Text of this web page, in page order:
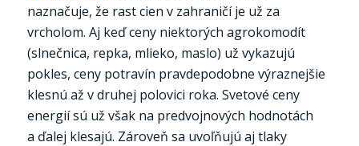
naznačuje, že rast cien v zahraničí je už za
vrcholom. Aj keď ceny niektorých agrokomodít
(slnečnica, repka, mlieko, maslo) už vykazujú
pokles, ceny potravín pravdepodobne výraznejšie
klesnú až v druhej polovici roka. Svetové ceny
energií sú už však na predvojnových hodnotách
a ďalej klesajú. Zároveň sa uvoľňujú aj tlaky